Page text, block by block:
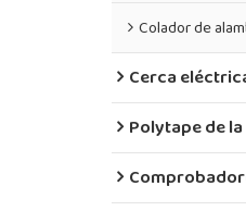
Colador de
Cerca
Polytape de